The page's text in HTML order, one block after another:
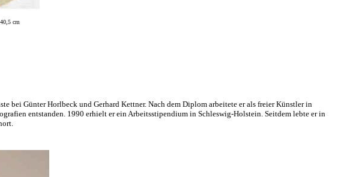
cm
bei Günter Horlbeck und Gerhard Kettner. Nach dem Diplom arbeitete er als freier Künstler in
entstanden. 1990 erhielt er ein Arbeitsstipendium in Schleswig-Holstein. Seitdem lebte er in